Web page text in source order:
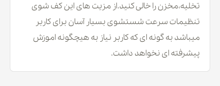
تخلیه،مخزن را خالی کنید.از مزیت های این کف شوی
تنظیمات سرعت شستشوی بسیار آسان برای کاربر
میباشد به گونه ای که کاربر نیاز به هیچگونه اموزش
پیشرفته ای نخواهد داشت.